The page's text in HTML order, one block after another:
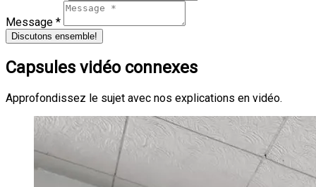
Message *
Discutons ensemble!
Capsules vidéo connexes
Approfondissez le sujet avec nos explications en vidéo.